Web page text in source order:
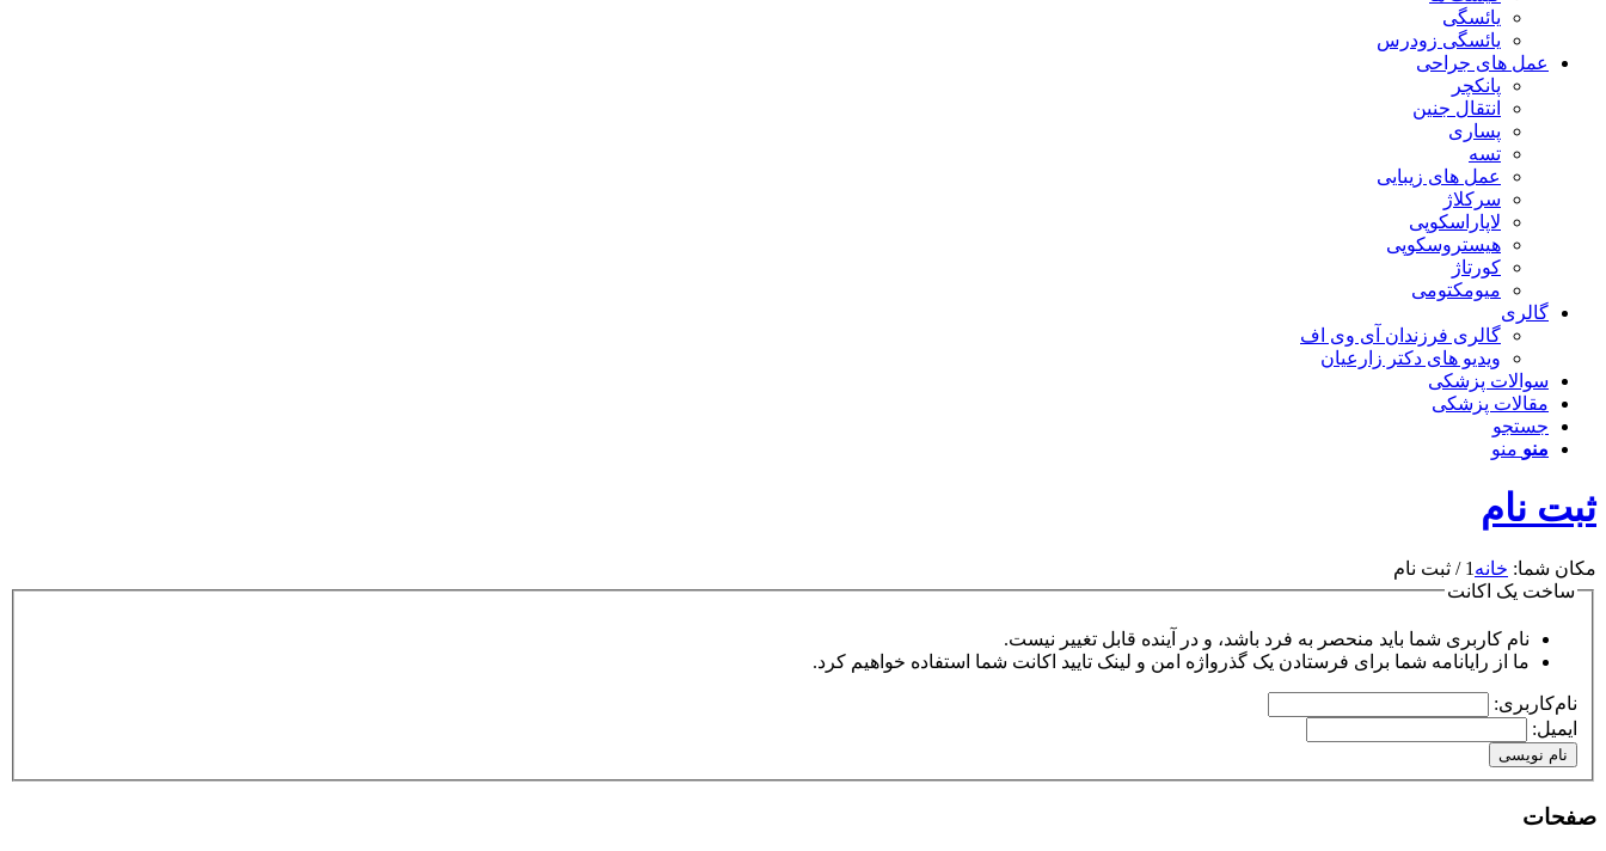
یائسگی
یائسگی زودرس
عمل های جراحی
پانکچر
انتقال جنین
پساری
تسه
عمل های زیبایی
سرکلاژ
لاپاراسکوپی
هیستروسکوپی
کورتاژ
میومکتومی
گالری
گالری فرزندان آی وی اف
ویدیو های دکتر زارعیان
سوالات پزشکی
مقالات پزشکی
جستجو
منو منو
ثبت نام
مکان شما: خانه 1
/ ثبت نام
ساخت یک اکانت
نام کاربری شما باید منحصر به فرد باشد، و در آینده قابل تغییر نیست.
ما از رایانامه شما برای فرستادن یک گذرواژه امن و لینک تایید اکانت شما استفاده خواهیم کرد.
نام‌کاربری:
ایمیل:
نام نویسی
صفحات